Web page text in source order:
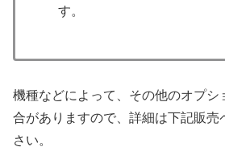
す。
機種などによって、その他のオプシ
合がありますので、詳細は下記販売
さい。